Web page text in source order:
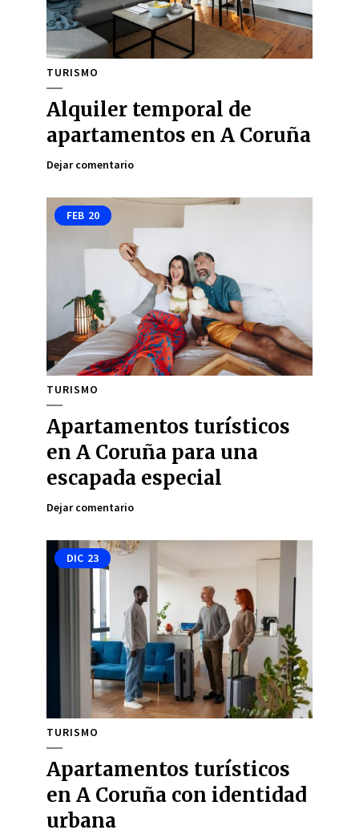
TURISMO
Alquiler temporal de
apartamentos en A Coruña
Dejar comentario
FEB 20
TURISMO
Apartamentos turísticos
en A Coruña para una
escapada especial
Dejar comentario
DIC 23
TURISMO
Apartamentos turísticos
en A Coruña con identidad
urbana